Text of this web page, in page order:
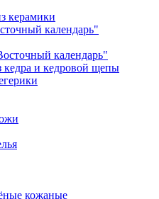
керамики
календарь"
календарь"
и кедровой щепы
кожаные